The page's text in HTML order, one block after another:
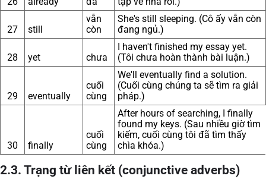
27 still
vẫn
còn
She's still sleeping. (Cô ấy vẫn còn
đang ngủ.)
28 yet chưa
I haven't finished my essay yet.
(Tôi chưa hoàn thành bài luận.)
29 eventually
cuối
cùng
We'll eventually find a solution.
(Cuối cùng chúng ta sẽ tìm ra giải
pháp.)
30 finally
cuối
cùng
After hours of searching, I finally
found my keys. (Sau nhiều giờ tìm
kiếm, cuối cùng tôi đã tìm thấy
chìa khóa.)
2.3. Trạng từ liên kết (conjunctive adverbs)